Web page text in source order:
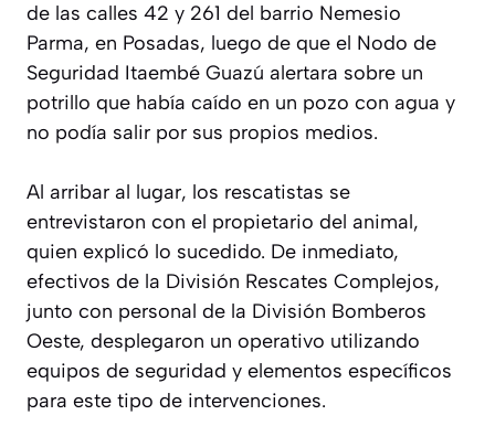
de las calles 42 y 261 del barrio Nemesio
Parma, en Posadas, luego de que el Nodo de
Seguridad Itaembé Guazú alertara sobre un
potrillo que había caído en un pozo con agua y
no podía salir por sus propios medios.
Al arribar al lugar, los rescatistas se
entrevistaron con el propietario del animal,
quien explicó lo sucedido. De inmediato,
efectivos de la División Rescates Complejos,
junto con personal de la División Bomberos
Oeste, desplegaron un operativo utilizando
equipos de seguridad y elementos específicos
para este tipo de intervenciones.